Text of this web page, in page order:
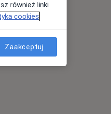
również linki
cookies
Zaakceptuj